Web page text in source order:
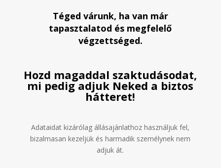
Téged várunk, ha van már
tapasztalatod és megfelelő
végzettséged.
Hozd magaddal szaktudásodat,
mi pedig adjuk Neked a biztos
hátteret!
Adataidat kizárólag állásajánlathoz használjuk fel,
bizalmasan kezeljük és harmadik személynek nem
adjuk át.